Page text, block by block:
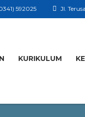
Jl.
592025
KURIKULUM